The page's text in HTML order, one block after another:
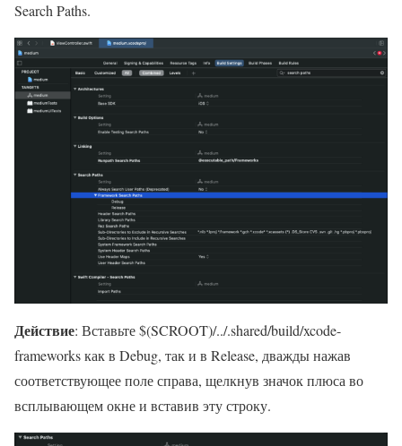
Search Paths.
Действие: Вставьте $(SCROOT)/../.shared/build/xcode-
frameworks как в Debug, так и в Release, дважды нажав
соответствующее поле справа, щелкнув значок плюса во
всплывающем окне и вставив эту строку.